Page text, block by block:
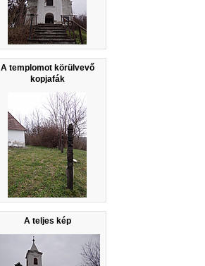
A templomot körülvevő
kopjafák
A teljes kép